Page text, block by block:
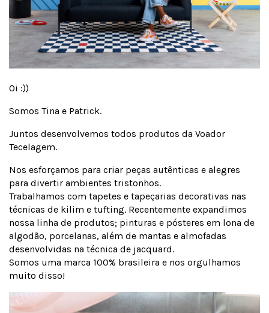
Oi :))
Somos Tina e Patrick.
Juntos desenvolvemos todos produtos da Voador
Tecelagem.
Nos esforçamos para criar peças autênticas e alegres
para divertir ambientes tristonhos.
Trabalhamos com tapetes e tapeçarias decorativas nas
técnicas de kilim e tufting. Recentemente expandimos
nossa linha de produtos; pinturas e pósteres em lona de
algodão, porcelanas, além de mantas e almofadas
desenvolvidas na técnica de jacquard.
Somos uma marca 100% brasileira e nos orgulhamos
muito disso!